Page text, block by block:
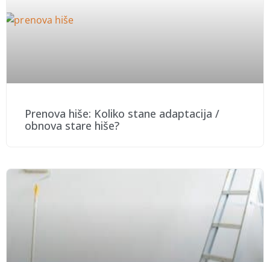
Prenova hiše: Koliko stane adaptacija /
obnova stare hiše?